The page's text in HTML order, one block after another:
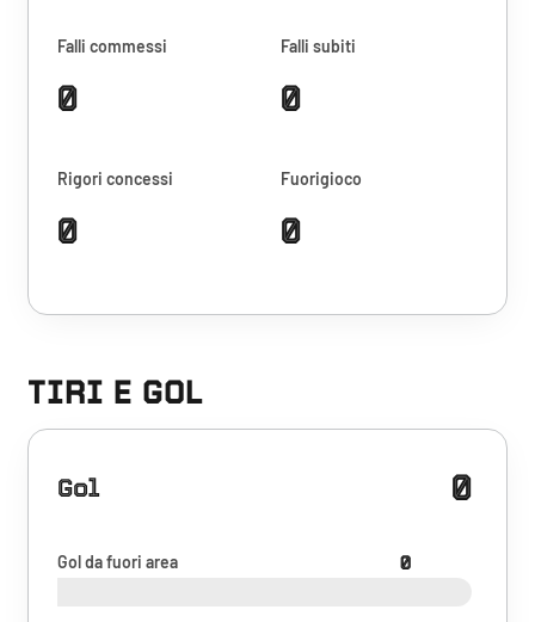
Falli commessi
0
Falli subiti
0
Rigori concessi
0
Fuorigioco
0
TIRI E GOL
Gol 0
Gol da fuori area 0